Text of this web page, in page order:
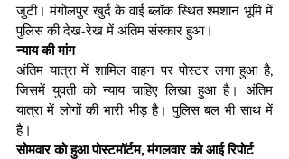
जुटी। मंगोलपुर खुर्द के वाई ब्लॉक स्थित श्मशान भूमि में
पुलिस की देख-रेख में अंतिम संस्कार हुआ।
न्याय की मांग
अंतिम यात्रा में शामिल वाहन पर पोस्टर लगा हुआ है,
जिसमें युवती को न्याय चाहिए लिखा हुआ है। अंतिम
यात्रा में लोगों की भारी भीड़ है। पुलिस बल भी साथ में
है।
सोमवार को हुआ पोस्टमॉर्टम, मंगलवार को आई रिपोर्ट